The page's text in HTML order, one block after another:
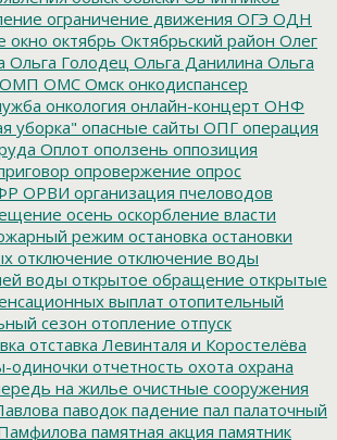
ограничение движения ОГЭ ОДН
окно октябрь Октябрьский район Олег
Ольга Голодец Ольга Данилина Ольга
ОМП ОМС Омск онкодиспансер
онкология онлайн-концерт ОНФ
уборка" опасные сайты ОПГ операция
Оплот оползень оппозиция
опровержение опрос
ОРВИ организация пчеловодов
осень оскорбление власти
режим остановка остановки
отключение отключение воды
воды открытое обращение открытые
выплат отопительный
сезон отопление отпуск
отставка Левинталя и Коростелёва
одиночки отчетность охота охрана
на жилье очистные сооружения
паводок падение пал палаточный
памятная акция памятник